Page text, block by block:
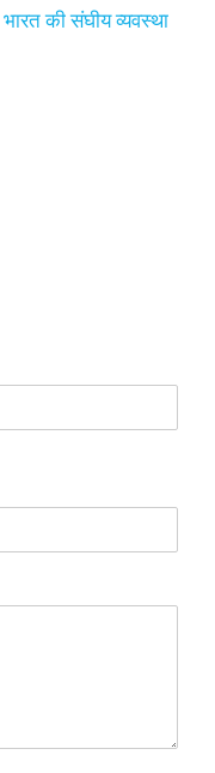
भारत की संघीय व्यवस्था